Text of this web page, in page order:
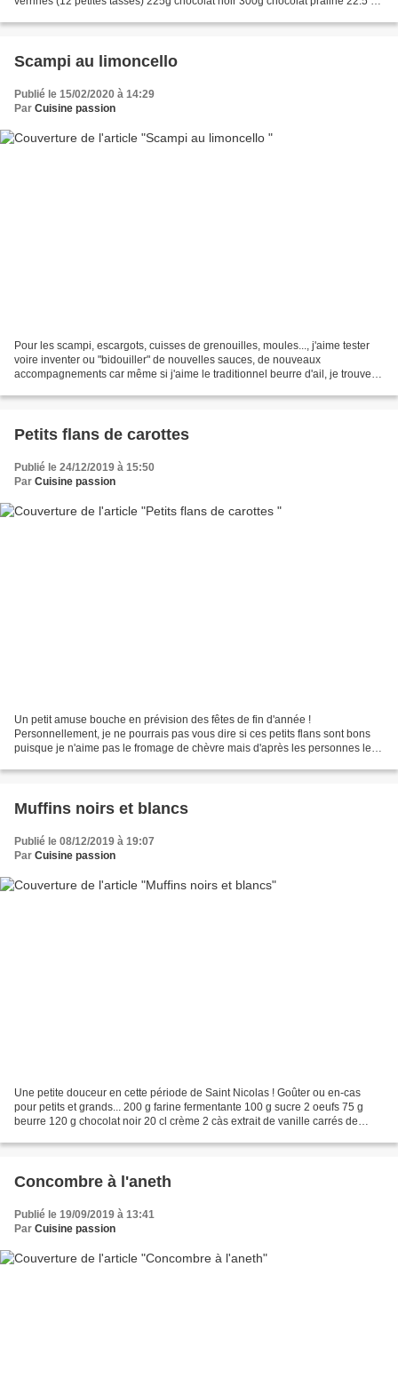
Scampi au limoncello
Publié le 15/02/2020 à 14:29
Par Cuisine passion
Pour les scampi, escargots, cuisses de grenouilles, moules..., j'aime tester
voire inventer ou "bidouiller" de nouvelles sauces, de nouveaux
accompagnements car même si j'aime le traditionnel beurre d'ail, je trouve
Petits flans de carottes
Publié le 24/12/2019 à 15:50
Par Cuisine passion
Un petit amuse bouche en prévision des fêtes de fin d'année !
Personnellement, je ne pourrais pas vous dire si ces petits flans sont bons
puisque je n'aime pas le fromage de chèvre mais d'après les personnes les
Muffins noirs et blancs
Publié le 08/12/2019 à 19:07
Par Cuisine passion
Une petite douceur en cette période de Saint Nicolas ! Goûter ou en-cas
pour petits et grands... 200 g farine fermentante 100 g sucre 2 oeufs 75 g
beurre 120 g chocolat noir 20 cl crème 2 càs extrait de vanille carrés de
Concombre à l'aneth
Publié le 19/09/2019 à 13:41
Par Cuisine passion